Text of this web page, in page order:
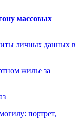
массовых
личных данных в
жилье за
портрет,